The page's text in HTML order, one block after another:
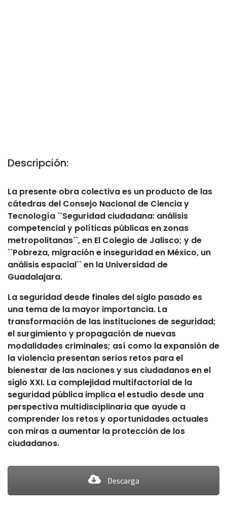
Descripción:
La presente obra colectiva es un producto de las
cátedras del Consejo Nacional de Ciencia y
Tecnología ``Seguridad ciudadana: análisis
competencial y políticas públicas en zonas
metropolitanas``, en El Colegio de Jalisco; y de
``Pobreza, migración e inseguridad en México, un
análisis espacial`` en la Universidad de
Guadalajara.
La seguridad desde finales del siglo pasado es
una tema de la mayor importancia. La
transformación de las instituciones de seguridad;
el surgimiento y propagación de nuevas
modalidades criminales; así como la expansión de
la violencia presentan serios retos para el
bienestar de las naciones y sus ciudadanos en el
siglo XXI. La complejidad multifactorial de la
seguridad pública implica el estudio desde una
perspectiva multidisciplinaria que ayude a
comprender los retos y oportunidades actuales
con miras a aumentar la protección de los
ciudadanos.
Descarga